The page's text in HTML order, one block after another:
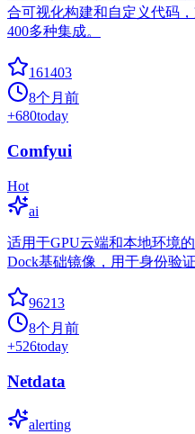
合可视化构建和自定义代码
400多种集成。
161403
8个月前
+680today
Comfyui
Hot
ai
适用于GPU云端和本地环境
Dock基础镜像，用于身份验
96213
8个月前
+526today
Netdata
alerting